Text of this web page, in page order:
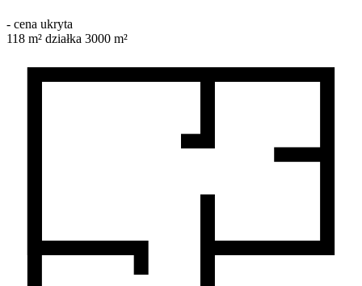
- cena ukryta
118 m² działka 3000 m²